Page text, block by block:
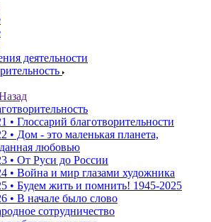
деятельности
• Глоссарий благотворительности
• Дом - это маленькая планета,
любовью
• От Руси до России
• Война и мир глазами художника
• Будем жить и помнить! 1945-2025
• В начале было слово
сотрудничество